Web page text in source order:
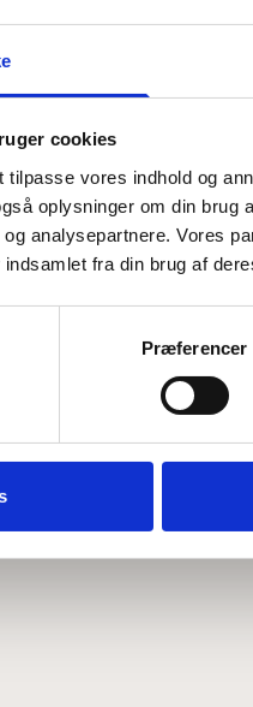
cookies
tilpasse vores indhold og
oplysninger om din brug
analysepartnere. Vores
fra din brug af
Præferencer
Jeg accepterer
Hvem er CEPOS
Vores værdier
Medarbejdere
Kontakt